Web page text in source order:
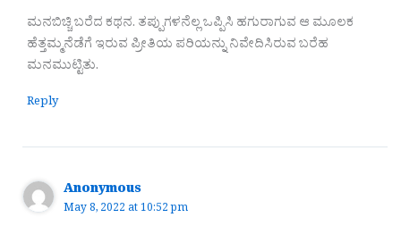
ಮನಬಿಚ್ಚಿ ಬರೆದ ಕಥನ. ತಪ್ಪುಗಳನೆಲ್ಲ ಒಪ್ಪಿಸಿ ಹಗುರಾಗುವ ಆ ಮೂಲಕ
ಹೆತ್ತಮ್ಮನೆಡೆಗೆ ಇರುವ ಪ್ರೀತಿಯ ಪರಿಯನ್ನು ನಿವೇದಿಸಿರುವ ಬರೆಹ
ಮನಮುಟ್ಟಿತು.
Reply
Anonymous
May 8, 2022 at 10:52 pm